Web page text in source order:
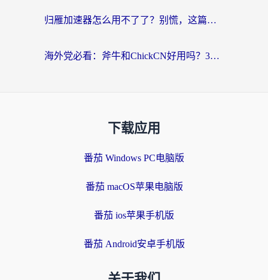
归雁加速器怎么用不了了？别慌，这篇指南教你如何丝滑“回家”
海外党必看：斧牛和ChickCN好用吗？3款热门加速器实测+番茄加速器深度体验
下载应用
番茄 Windows PC电脑版
番茄 macOS苹果电脑版
番茄 ios苹果手机版
番茄 Android安卓手机版